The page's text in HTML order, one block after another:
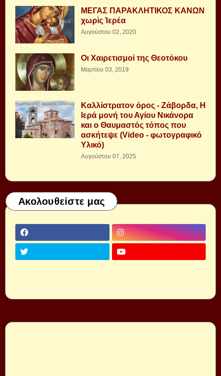
ΜΕΓΑΣ ΠΑΡΑΚΛΗΤΙΚΟΣ ΚΑΝΩΝ
χωρὶς Ἱερέα
Αυγούστου 02, 2020
Οι Χαιρετισμοί της Θεοτόκου
Μαρτίου 03, 2019
Καλλίστρατον όρος - Ζάβορδα, Η
Ιερά μονή του Αγίου Νικάνορα
και ο Θαυμαστός τόπος που
ασκήτεψε (Video - φωτογραφικό
Υλικό)
Αυγούστου 07, 2025
Ακολουθείστε μας